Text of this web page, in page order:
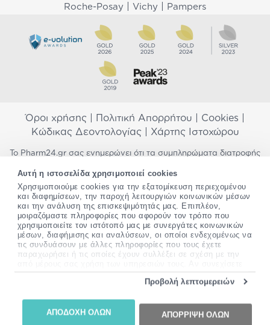
Αυτή η ιστοσελίδα χρησιμοποιεί cookies
Χρησιμοποιούμε cookies για την εξατομίκευση περιεχομένου
και διαφημίσεων, την παροχή λειτουργιών κοινωνικών μέσων
και την ανάλυση της επισκεψιμότητάς μας. Επιπλέον,
μοιραζόμαστε πληροφορίες που αφορούν τον τρόπο που
χρησιμοποιείτε τον ιστότοπό μας με συνεργάτες κοινωνικών
μέσων, διαφήμισης και αναλύσεων, οι οποίοι ενδεχομένως να
τις συνδυάσουν με άλλες πληροφορίες που τους έχετε
παραχωρήσει ή τις οποίες έχουν συλλέξει σε σχέση με την
να δείτεεδώ.
Προβολή λεπτομερειών
ΑΠΟΔΟΧΗ ΟΛΩΝ ΑΠΟΡΡΙΨΗ ΟΛΩΝ
Roche-Posay
Vichy Pampers
Όροι χρήσης Πολιτική Απορρήτου Cookies
Κώδικας Δεοντολογίας| Χάρτης Ιστοχώρου
Το Pharm24.gr σας ενημερώνει ότι τα συμπληρώματα διατροφής
προορίζονται για την πρόληψη, αγωγή ή θεραπεία ανθρώπινης
νόσου. Συμβουλευτείτε τον γιατρό σας εάν είστε έγκυος,
θηλάζετε, ακολουθείτε παράλληλα φαρμακευτική αγωγή ή
αντιμετωπίζετε προβλήματα υγείας πριν χρησιμοποιήσετε
οποιοδήποτε συμπλήρωμα διατροφής. Προσπαθούμε διαρκώς να
σας παρέχουμε ακριβείς και έγκυρες πληροφορίες. Σε περίπτωση
που έχετε κάποια ερώτηση ή παρατήρηση σχετικά με αυτές,
παρακαλώεπικοινωνήστε μαζί μας.
2012-2026 - All rights Reserved •
Website by